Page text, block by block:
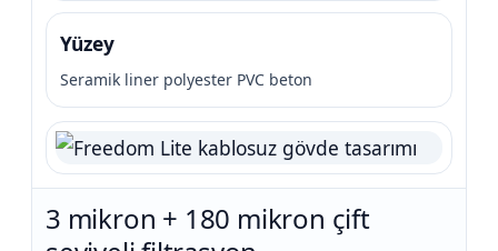
Yüzey
Seramik liner polyester PVC beton
3 mikron + 180 mikron çift